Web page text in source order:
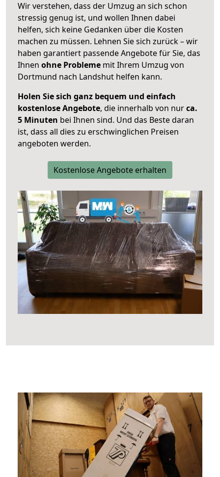
Wir verstehen, dass der Umzug an sich schon
stressig genug ist, und wollen Ihnen dabei
helfen, sich keine Gedanken über die Kosten
machen zu müssen. Lehnen Sie sich zurück – wir
haben garantiert passende Angebote für Sie, das
Ihnen ohne Probleme mit Ihrem Umzug von
Dortmund nach Landshut helfen kann.
Holen Sie sich ganz bequem und einfach
kostenlose Angebote, die innerhalb von nurca.
5 Minuten bei Ihnen sind. Und das Beste daran
ist, dass all dies zu erschwinglichen Preisen
angeboten werden.
Kostenlose Angebote erhalten